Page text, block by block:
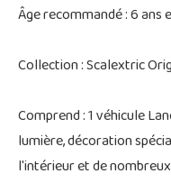
Âge recommandé : 6 ans
Collection : Scalextric
Comprend : 1 véhicule
lumière, décoration
l'intérieur et de